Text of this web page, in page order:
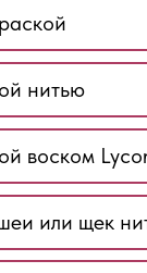
нитью
воском
или щек